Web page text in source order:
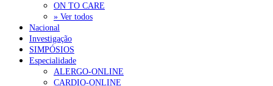
NOTÍCIAS MAIS LIDAS
Enfermagem Forense. “Da urgência ao tribunal, cada
gesto conta e cada profissional faz a diferença”
202 visualizações
ON TO CARE
» Ver todos
Nacional
Investigação
SIMPÓSIOS
Especialidade
ALERGO-ONLINE
CARDIO-ONLINE